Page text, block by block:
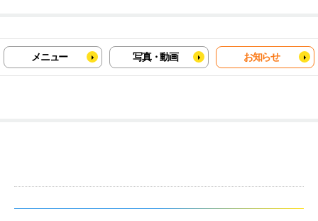
メニュー 写真・動画 お知らせ